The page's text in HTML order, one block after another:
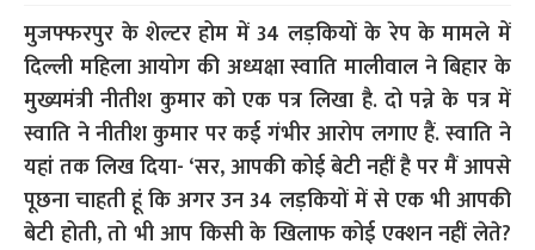
मुजफ्फरपुर के शेल्टर होम में 34 लड़कियों के रेप के मामले में
दिल्ली महिला आयोग की अध्यक्षा स्वाति मालीवाल ने बिहार के
मुख्यमंत्री नीतीश कुमार को एक पत्र लिखा है. दो पन्ने के पत्र में
स्वाति ने नीतीश कुमार पर कई गंभीर आरोप लगाए हैं. स्वाति ने
यहां तक लिख दिया- ‘सर, आपकी कोई बेटी नहीं है पर मैं आपसे
पूछना चाहती हूं कि अगर उन 34 लड़कियों में से एक भी आपकी
बेटी होती, तो भी आप किसी के खिलाफ कोई एक्शन नहीं लेते?